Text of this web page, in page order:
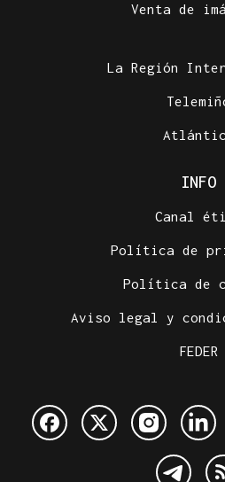
Venta de
La Región
INFO
Canal
Política de
Política de
Aviso legal y
FEDER